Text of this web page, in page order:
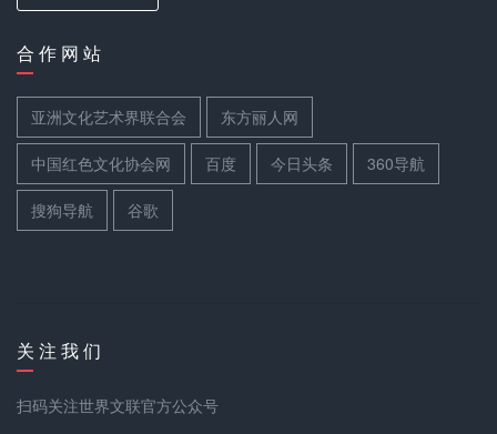
合 作 网 站
亚洲文化艺术界联合会 东方丽人网
中国红色文化协会网 百度 今日头条 360导航
搜狗导航 谷歌
关 注 我 们
扫码关注世界文联官方公众号